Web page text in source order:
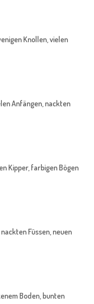
Knollen, vielen
Anfängen, nackten
Kipper, farbigen Bögen
Füssen, neuen
Boden, bunten